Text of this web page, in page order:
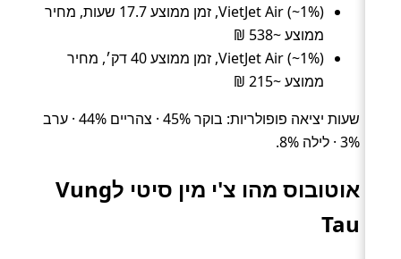
VietJet Air (~1%), זמן ממוצע 17.7 שעות, מחיר
ממוצע ~538 ₪
VietJet Air (~1%), זמן ממוצע 40 דק׳, מחיר
ממוצע ~215 ₪
שעות יציאה פופולריות: בוקר 45% · צהריים 44% · ערב
3% · לילה 8%.
אוטובוס מהו צ'י מין סיטי לVung
Tau